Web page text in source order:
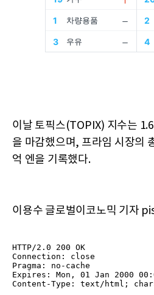
이날 토픽스(TOPIX) 지수는
을 마감했으며, 프라임 시장의
억 엔을 기록했다.
이용수 글로벌이코노믹 기자